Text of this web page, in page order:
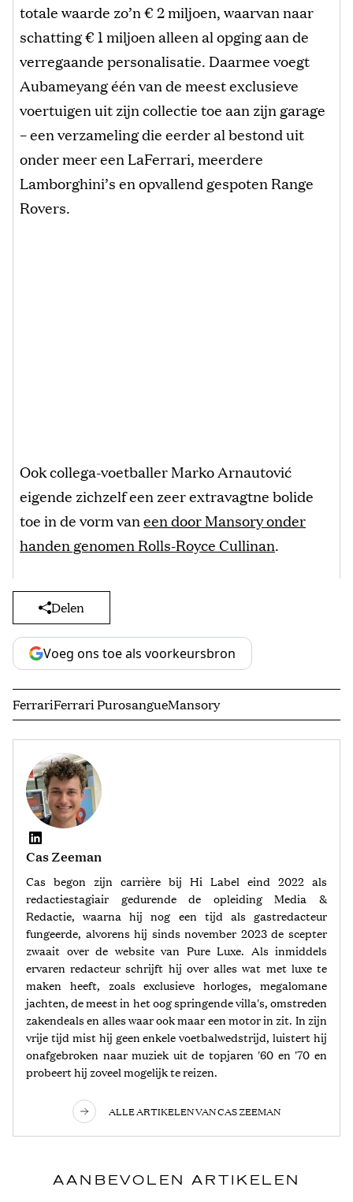
totale waarde zo’n € 2 miljoen, waarvan naar
schatting € 1 miljoen alleen al opging aan de
verregaande personalisatie. Daarmee voegt
Aubameyang één van de meest exclusieve
voertuigen uit zijn collectie toe aan zijn garage
– een verzameling die eerder al bestond uit
onder meer een LaFerrari, meerdere
Lamborghini’s en opvallend gespoten Range
Rovers.
Ook collega-voetballer Marko Arnautović
eigende zichzelf een zeer extravagtne bolide
toe in de vorm vaneen door Mansory onder
handen genomen Rolls-Royce Cullinan.
Delen
Voeg ons toe als voorkeursbron
FerrariFerrari PurosangueMansory
Cas Zeeman
Cas begon zijn carrière bij Hi Label eind 2022 als
redactiestagiair gedurende de opleiding Media &
Redactie, waarna hij nog een tijd als gastredacteur
fungeerde, alvorens hij sinds november 2023 de scepter
zwaait over de website van Pure Luxe. Als inmiddels
ervaren redacteur schrijft hij over alles wat met luxe te
maken heeft, zoals exclusieve horloges, megalomane
jachten, de meest in het oog springende villa's, omstreden
zakendeals en alles waar ook maar een motor in zit. In zijn
vrije tijd mist hij geen enkele voetbalwedstrijd, luistert hij
onafgebroken naar muziek uit de topjaren '60 en '70 en
probeert hij zoveel mogelijk te reizen.
ALLE ARTIKELEN VAN CAS ZEEMAN
AANBEVOLEN ARTIKELEN